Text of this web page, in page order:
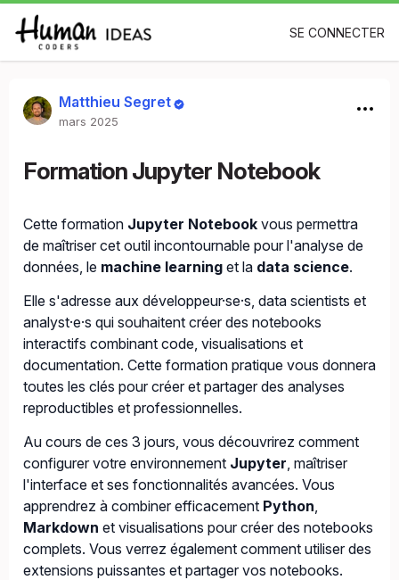
SE CONNECTER
Matthieu Segret
mars 2025
Formation Jupyter Notebook
Cette formation Jupyter Notebook vous permettra
de maîtriser cet outil incontournable pour l'analyse de
données, le machine learning et la data science.
Elle s'adresse aux développeur·se·s, data scientists et
analyst·e·s qui souhaitent créer des notebooks
interactifs combinant code, visualisations et
documentation. Cette formation pratique vous donnera
toutes les clés pour créer et partager des analyses
reproductibles et professionnelles.
Au cours de ces 3 jours, vous découvrirez comment
configurer votre environnement Jupyter, maîtriser
l'interface et ses fonctionnalités avancées. Vous
apprendrez à combiner efficacement Python,
Markdown et visualisations pour créer des notebooks
complets. Vous verrez également comment utiliser des
extensions puissantes et partager vos notebooks.